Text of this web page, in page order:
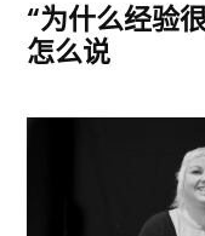
“为什么经验
怎么说